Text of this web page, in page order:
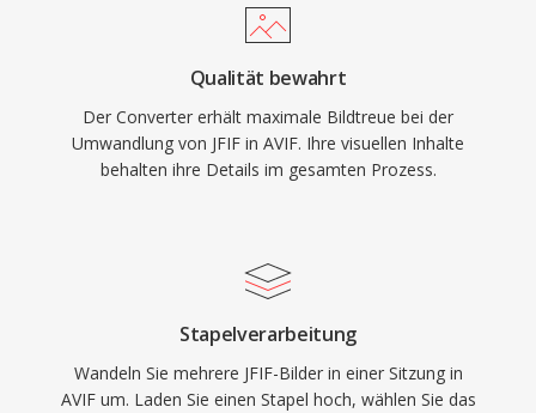
Qualität bewahrt
Der Converter erhält maximale Bildtreue bei der
Umwandlung von JFIF in AVIF. Ihre visuellen Inhalte
behalten ihre Details im gesamten Prozess.
Stapelverarbeitung
Wandeln Sie mehrere JFIF-Bilder in einer Sitzung in
AVIF um. Laden Sie einen Stapel hoch, wählen Sie das